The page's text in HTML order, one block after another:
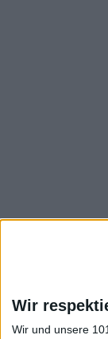
Wir
Wir und unsere